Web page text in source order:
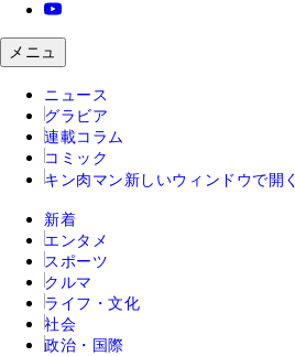
メニュ
ニュース
グラビア
連載コラム
コミック
キン肉マン 新しいウィンドウで開く
新着
エンタメ
スポーツ
クルマ
ライフ・文化
社会
政治・国際